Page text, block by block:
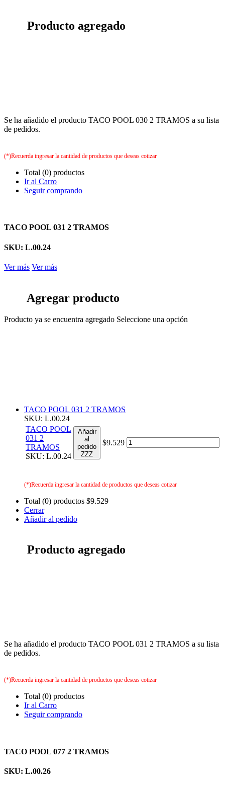
Producto agregado
Se ha añadido el producto TACO POOL 030 2 TRAMOS a su lista
de pedidos.
(*)Recuerda ingresar la cantidad de productos que deseas cotizar
Total (0) productos
Ir al Carro
Seguir comprando
TACO POOL 031 2 TRAMOS
SKU: L.00.24
Ver más Ver más
Agregar producto
Producto ya se encuentra agregado Seleccione una opción
TACO POOL 031 2 TRAMOS
SKU: L.00.24
TACO POOL
031 2
TRAMOS
SKU: L.00.24
Añadir
al
pedido
ZZZ
$9.529
(*)Recuerda ingresar la cantidad de productos que deseas cotizar
Total (0) productos $9.529
Cerrar
Añadir al pedido
Producto agregado
Se ha añadido el producto TACO POOL 031 2 TRAMOS a su lista
de pedidos.
(*)Recuerda ingresar la cantidad de productos que deseas cotizar
Total (0) productos
Ir al Carro
Seguir comprando
TACO POOL 077 2 TRAMOS
SKU: L.00.26